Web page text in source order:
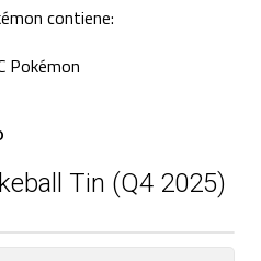
contiene:
Pokémon
Tin (Q4 2025)